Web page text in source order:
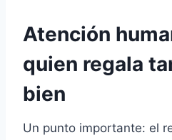
Atención
quien regala
bien
Un punto importante: el